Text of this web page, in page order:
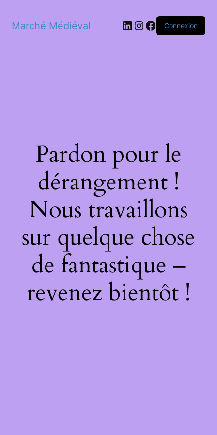
Marché Médiéval LinkedIn
Instagram
Facebook
Connexion
Pardon pour le
dérangement !
Nous travaillons
sur quelque chose
de fantastique –
revenez bientôt !